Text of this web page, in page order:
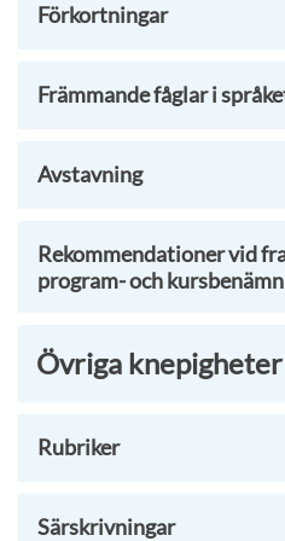
Förkortningar
Främmande fåglar i
Avstavning
Rekommendationer vid
program- och
Övriga knepigheter
Rubriker
Särskrivningar